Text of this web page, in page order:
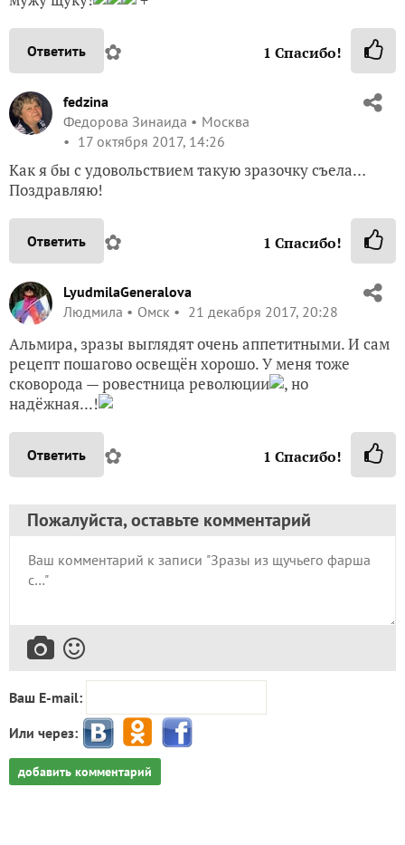
Ответить ✿ 1 Спасибо!
fedzina
Федорова Зинаида
Москва
17 октября 2017, 14:26
Как я бы с удовольствием такую зразочку съела…
Поздравляю!
Ответить ✿ 1 Спасибо!
LyudmilaGeneralova
Людмила
Омск 21 декабря 2017, 20:28
Альмира, зразы выглядят очень аппетитными. И сам
рецепт пошагово освещён хорошо. У меня тоже
сковорода — ровестница революции
, но
надёжная...!
Ответить ✿ 1 Спасибо!
Пожалуйста, оставьте комментарий
Ваш E-mail:
Или через:
добавить комментарий